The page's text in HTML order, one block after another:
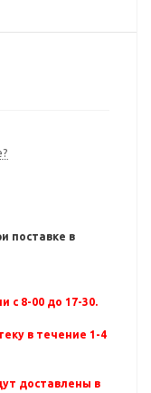
поставке в
с 8-00 до 17-30.
в течение 1-4
доставлены в